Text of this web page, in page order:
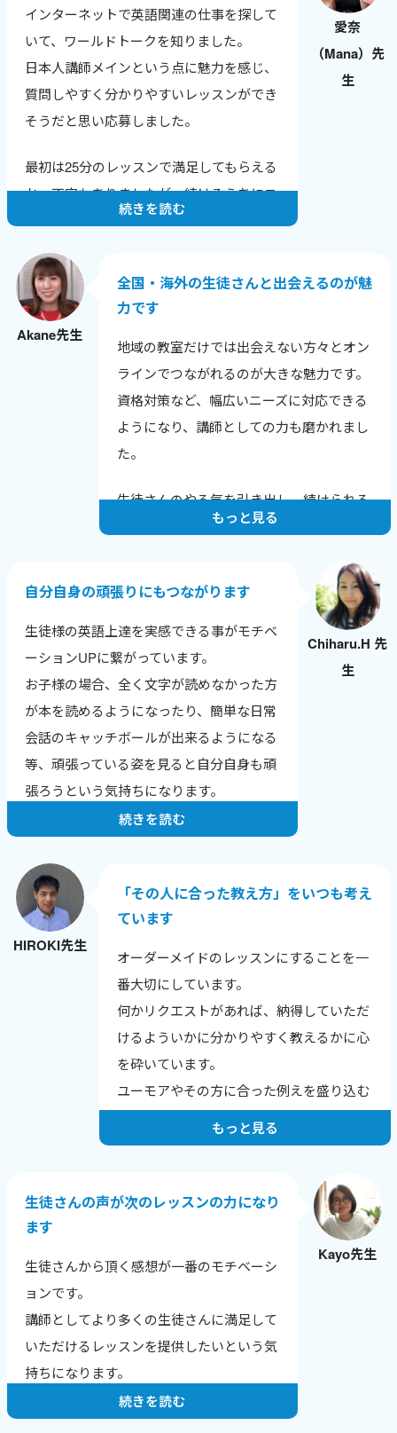
います。
純粋に生徒さんに英会話を教えることが楽
しいですし、いただく感想も励みになって
います。
自分の英語力も上がっていることがわかる
ので、さらにやる気に繋がります。
愛奈
（Mana）先
生
インターネットで英語関連の仕事を探して
いて、ワールドトークを知りました。
日本人講師メインという点に魅力を感じ、
質問しやすく分かりやすいレッスンができ
そうだと思い応募しました。
最初は25分のレッスンで満足してもらえる
か、不安もありましたが、続けるうちにニ
ュースやトレンドに敏感になり、生徒さん
色んな年齢や背景の生徒さんと話せること
が嬉しく、英語だけでなく新しい発見も多
いです。
生徒さんから「知りたかった！」と言われ
る瞬間が励みで、教えることで自分も成長
できるのが何よりの喜びです。
続きを読む
Akane先生
全国・海外の生徒さんと出会えるのが魅
力です
地域の教室だけでは出会えない方々とオン
ラインでつながれるのが大きな魅力です。
資格対策など、幅広いニーズに対応できる
ようになり、講師としての力も磨かれまし
た。
生徒さんのやる気を引き出し、続けられる
レッスンを心がけています。
達成に向けてサポートすることで、やる気
を保ち続けてもらえるようにしています。
英検合格やTOEICのスコアアップなど、成
果の報告をもらえるのが一番のやりがいで
す。
ワールドトークはレッスン数が数字で見え
るので、自分の頑張りが実感でき、モチベ
ーションにつながっています。
もっと見る
Chiharu.H 先
生
自分自身の頑張りにもつながります
生徒様の英語上達を実感できる事がモチベ
ーションUPに繋がっています。
お子様の場合、全く文字が読めなかった方
が本を読めるようになったり、簡単な日常
会話のキャッチボールが出来るようになる
等、頑張っている姿を見ると自分自身も頑
張ろうという気持ちになります。
続きを読む
HIROKI先生
「その人に合った教え方」をいつも考え
ています
オーダーメイドのレッスンにすることを一
番大切にしています。
何かリクエストがあれば、納得していただ
けるよういかに分かりやすく教えるかに心
を砕いています。
ユーモアやその方に合った例えを盛り込む
もっと見る
Kayo先生
生徒さんの声が次のレッスンの力になり
ます
生徒さんから頂く感想が一番のモチベーシ
ョンです。
講師としてより多くの生徒さんに満足して
いただけるレッスンを提供したいという気
持ちになります。
続きを読む